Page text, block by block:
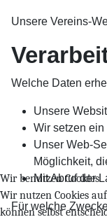
Unsere Vereins-
Welche Daten
Unsere
Wir setzen
Unser Web-
Möglichkeit,
Mit Abruf der
Für welche
Wir benutzen Cookies
Wir nutzen Cookies
können selbst